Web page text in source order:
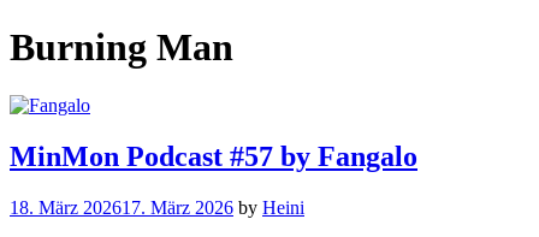
Burning Man
MinMon Podcast #57 by Fangalo
18. März 202617. März 2026 by Heini